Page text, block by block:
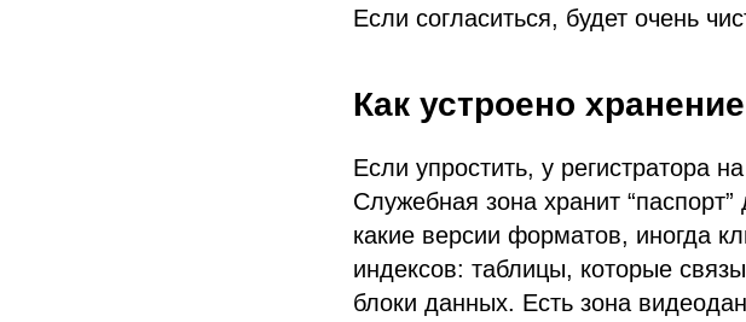
Если согласиться, будет очень
Как устроено
Если упростить, у регистратора
Служебная зона хранит
какие версии форматов, иногда
индексов: таблицы, которые
блоки данных. Есть зона